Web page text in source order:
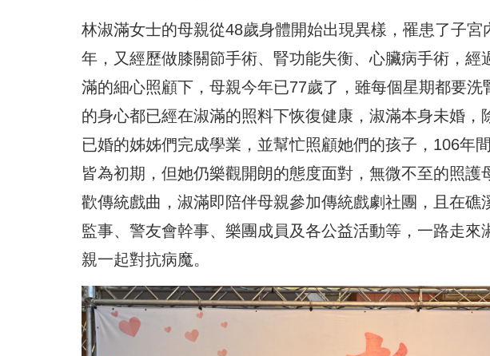
林淑滿女士的母親從48歲身體開始出現異樣，罹患了子
年，又經歷做膝關節手術、腎功能失衡、心臟病手術，經
滿的細心照顧下，母親今年已77歲了，雖每個星期都要
的身心都已經在淑滿的照料下恢復健康，淑滿本身未婚
已婚的姊姊們完成學業，並幫忙照顧她們的孩子，106年
皆為初期，但她仍樂觀開朗的態度面對，無微不至的照
歡傳統戲曲，淑滿即陪伴母親參加傳統戲劇社團，且在
監事、警友會幹事、樂團成員及各公益活動等，一路走
親一起對抗病魔。